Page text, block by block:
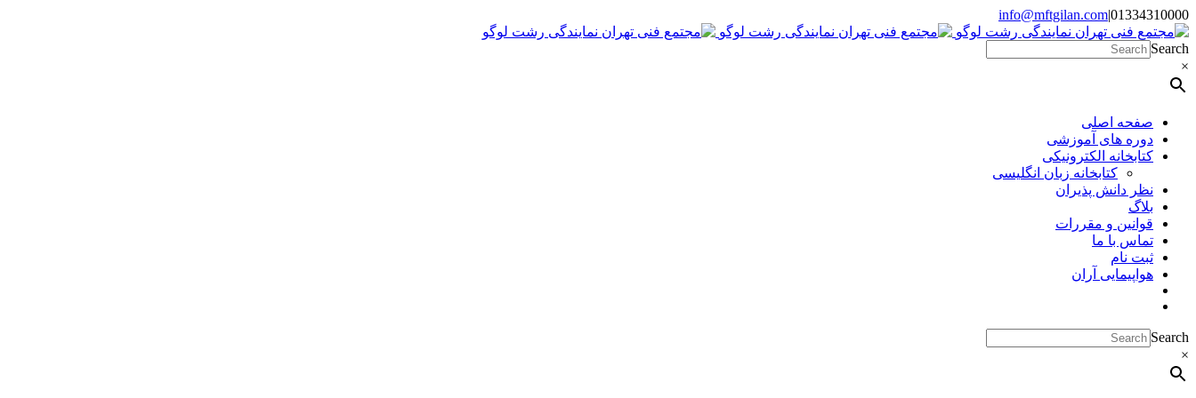
Skip
to
content
01334310000
|
info@mftgilan.com
Instagram
LinkedIn
Search
×
صفحه اصلی
دوره های آموزشی
کتابخانه الکترونیکی
کتابخانه زبان انگلیسی
نظر دانش پذیران
بلاگ
قوانین و مقررات
تماس با ما
ثبت نام
هواپیمایی آران
Search
×